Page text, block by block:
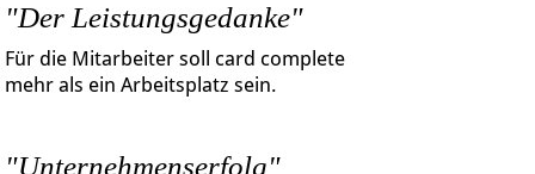
"Der Leistungsgedanke"
Für die Mitarbeiter soll card complete
mehr als ein Arbeitsplatz sein.
"Unternehmenserfolg"